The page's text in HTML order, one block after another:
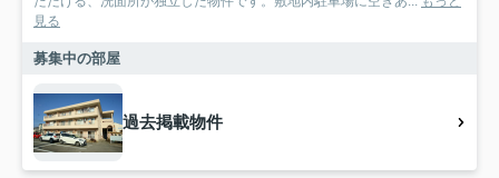
見る
募集中の部屋
過去掲載物件